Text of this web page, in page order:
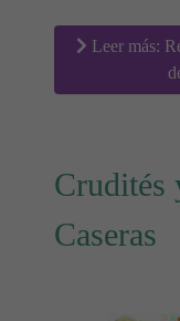
Leer más:
Crudités
Caseras